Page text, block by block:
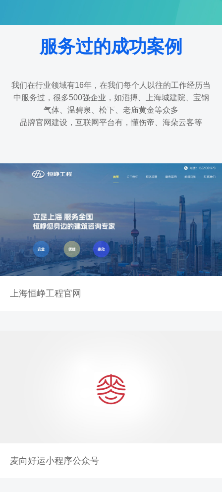
服务过的成功案例
我们在行业领域有16年，在我们每个人以往的工作经历当
中服务过，很多500强企业，如滔搏、上海城建院、宝钢
气体、温碧泉、松下、老庙黄金等众多
品牌官网建设，互联网平台有，懂伤帝、海朵云客等
上海恒峥工程官网
麦向好运小程序公众号